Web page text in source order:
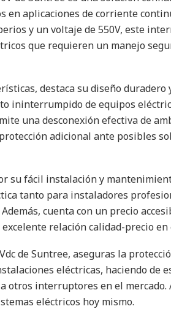
en aplicaciones de corriente
y un voltaje de 550V, este
que requieren un manejo
destaca su diseño duradero
ininterrumpido de equipos
una desconexión efectiva de
adicional ante posibles
su fácil instalación y
tanto para instaladores
cuenta con un precio
relación calidad-precio en
de Suntree, aseguras la
eléctricas, haciendo de
otros interruptores en el mercado.
eléctricos hoy mismo.